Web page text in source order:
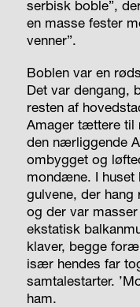
serbisk boble”,
en masse fester
venner”.
Boblen var en
Det var dengang,
resten af
Amager tættere til
den nærliggende
ombygget og
mondæne. I huset
gulvene, der
og der var
ekstatisk
klaver, begge
især hendes far
samtalestarter.
ham.